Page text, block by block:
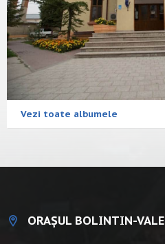
Vezi toate albumele
ORAȘUL BOLINTIN-VALE